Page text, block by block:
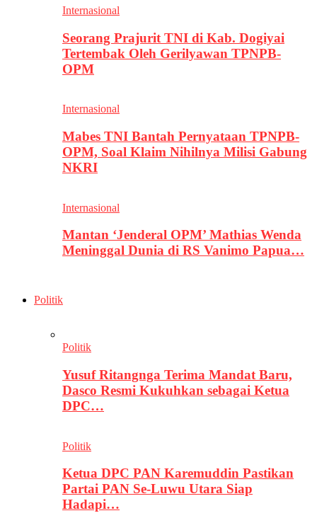
Internasional
Seorang Prajurit TNI di Kab. Dogiyai
Tertembak Oleh Gerilyawan TPNPB-
OPM
Internasional
Mabes TNI Bantah Pernyataan TPNPB-
OPM, Soal Klaim Nihilnya Milisi Gabung
NKRI
Internasional
Mantan ‘Jenderal OPM’ Mathias Wenda
Meninggal Dunia di RS Vanimo Papua…
Politik
Politik
Yusuf Ritangnga Terima Mandat Baru,
Dasco Resmi Kukuhkan sebagai Ketua
DPC…
Politik
Ketua DPC PAN Karemuddin Pastikan
Partai PAN Se-Luwu Utara Siap
Hadapi…